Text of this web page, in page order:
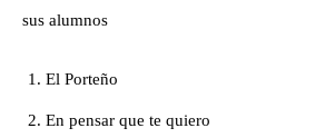
sus alumnos
El Porteño
En pensar que te quiero